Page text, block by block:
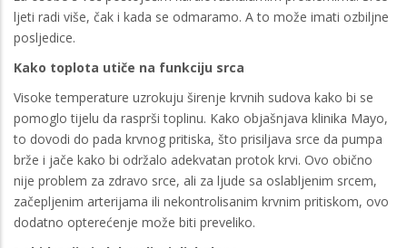
ljeti radi više, čak i kada se odmaramo. A to može imati ozbiljne
posljedice.
Kako toplota utiče na funkciju srca
Visoke temperature uzrokuju širenje krvnih sudova kako bi se
pomoglo tijelu da rasprši toplinu. Kako objašnjava klinika Mayo,
to dovodi do pada krvnog pritiska, što prisiljava srce da pumpa
brže i jače kako bi održalo adekvatan protok krvi. Ovo obično
nije problem za zdravo srce, ali za ljude sa oslabljenim srcem,
začepljenim arterijama ili nekontrolisanim krvnim pritiskom, ovo
dodatno opterećenje može biti preveliko.